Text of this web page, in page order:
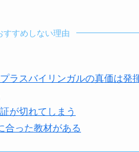
すめしない理由
ラスバイリンガルの真価は発
が切れてしまう
合った教材がある